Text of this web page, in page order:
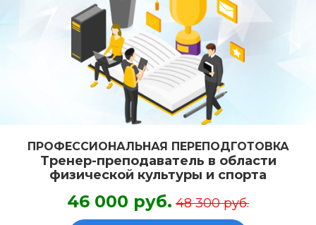
ПРОФЕССИОНАЛЬНАЯ ПЕРЕПОДГОТОВКА
Тренер-преподаватель в области
физической культуры и спорта
46 000 руб. 48 300 руб.